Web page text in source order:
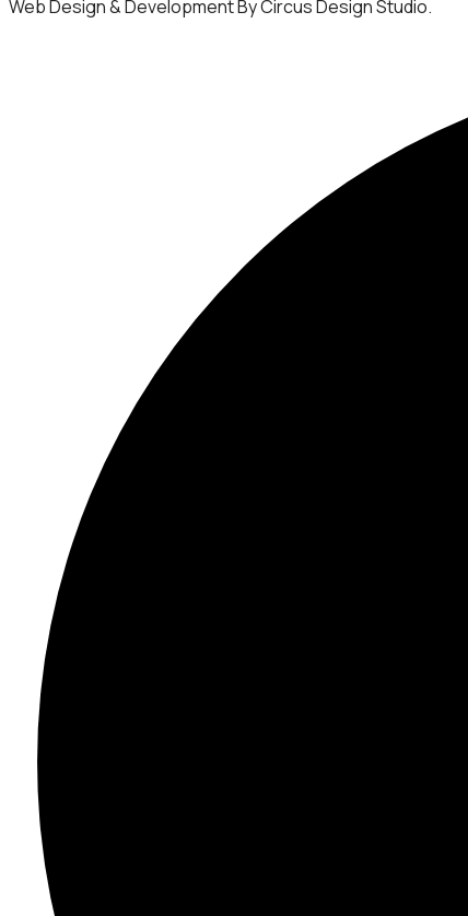
Web Design & Development By Circus Design Studio.